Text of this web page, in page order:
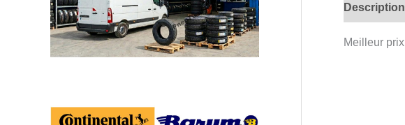
Description
Meilleur prix